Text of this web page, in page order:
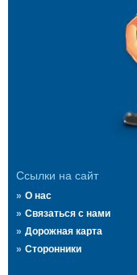
Ссылки на сайт
О нас
Связаться с нами
Дорожная карта
Сторонники